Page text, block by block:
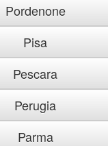
Pordenone
Pisa
Pescara
Perugia
Parma